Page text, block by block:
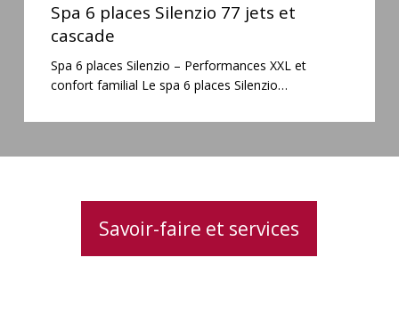
places
Silenzio
Spa 6 places Silenzio 77 jets et
cascade
Spa 6 places Silenzio – Performances XXL et
confort familial Le spa 6 places Silenzio…
Savoir-faire et services